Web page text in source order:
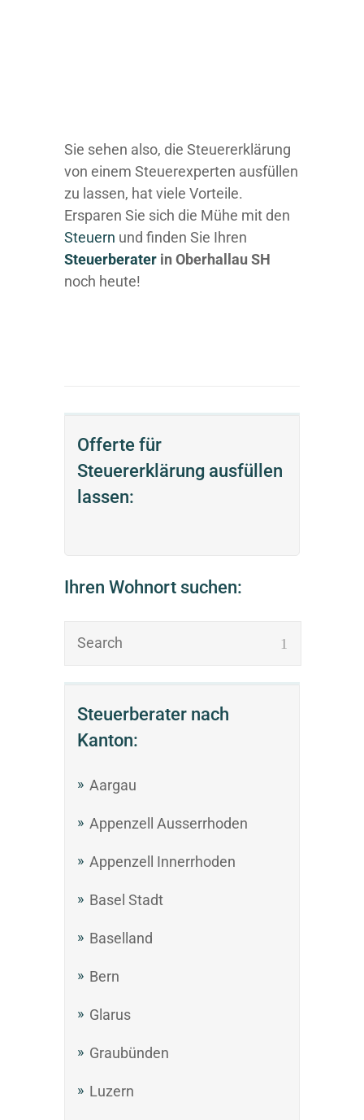
Offerte für
Steuererklärung ausfüllen
lassen:
Ihren Wohnort suchen:
Steuerberater nach
Kanton:
Aargau
Appenzell Ausserrhoden
Appenzell Innerrhoden
Basel Stadt
Baselland
Bern
Glarus
Graubünden
Luzern
Sie sehen also, die Steuererklärung
von einem Steuerexperten ausfüllen
zu lassen, hat viele Vorteile.
Ersparen Sie sich die Mühe mit den
Steuern und finden Sie Ihren
Steuerberater in Oberhallau SH
noch heute!